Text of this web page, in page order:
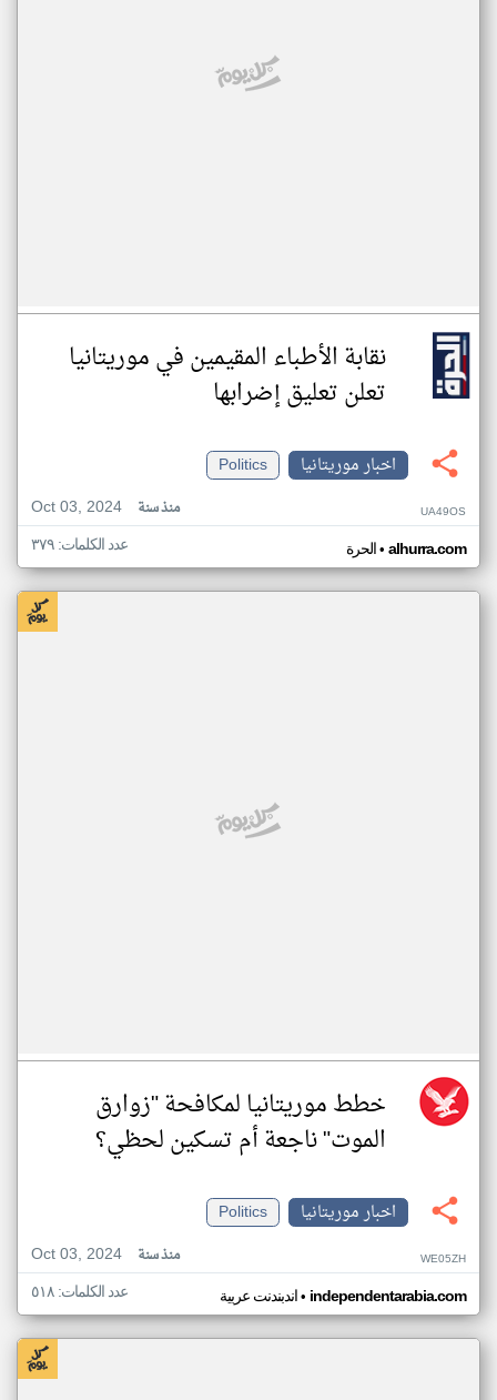
نقابة الأطباء المقيمين في موريتانيا
تعلن تعليق إضرابها
اخبار موريتانيا
Politics
Oct 03, 2024
منذ سنة UA49OS
الحرة• alhurra.com عدد الكلمات: ٣٧٩
خطط موريتانيا لمكافحة "زوارق
الموت" ناجعة أم تسكين لحظي؟
اخبار موريتانيا
Politics
Oct 03, 2024
منذ سنة WE05ZH
اندبندنت عربية• independentarabia.com عدد الكلمات: ٥١٨